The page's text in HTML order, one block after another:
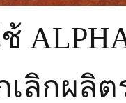
ช้
ลิกผลิ